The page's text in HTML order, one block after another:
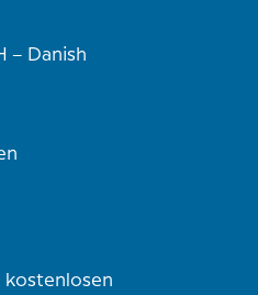
– Danish
kostenlosen